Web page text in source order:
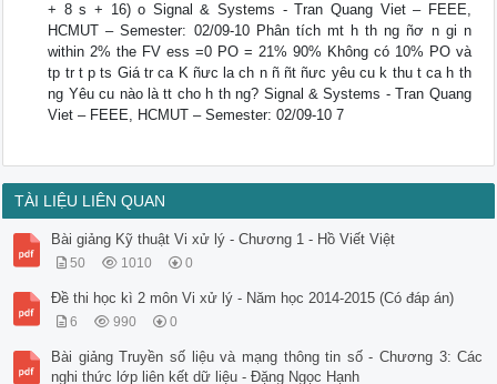
+ 8 s + 16) o Signal & Systems - Tran Quang Viet – FEEE,
HCMUT – Semester: 02/09-10 Phân tích mt h th ng ñơ n gi n
within 2% the FV ess =0 PO = 21% 90% Không có 10% PO và
tp tr t p ts Giá tr ca K ñưc la ch n ñ ñt ñưc yêu cu k thu t ca h th
ng Yêu cu nào là tt cho h th ng? Signal & Systems - Tran Quang
Viet – FEEE, HCMUT – Semester: 02/09-10 7
TÀI LIỆU LIÊN QUAN
Bài giảng Kỹ thuật Vi xử lý - Chương 1 - Hồ Viết Việt
50 1010 0
Đề thi học kì 2 môn Vi xử lý - Năm học 2014-2015 (Có đáp án)
6 990 0
Bài giảng Truyền số liệu và mạng thông tin số - Chương 3: Các
nghi thức lớp liên kết dữ liệu - Đặng Ngọc Hạnh